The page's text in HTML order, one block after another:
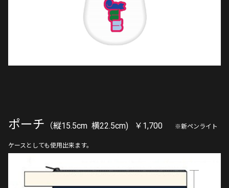
ポーチ （縦15.5cm 横22.5cm) ￥1,700 ※新ペンライト
ケースとしても使用出来ます。